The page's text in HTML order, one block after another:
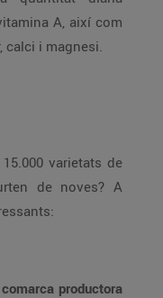
A, així com
calci i magnesi.
varietats de
de noves? A
productora